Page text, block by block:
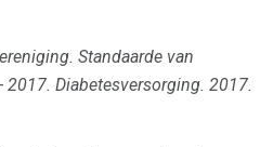
Standaarde van
2017. Diabetesversorging. 2017.